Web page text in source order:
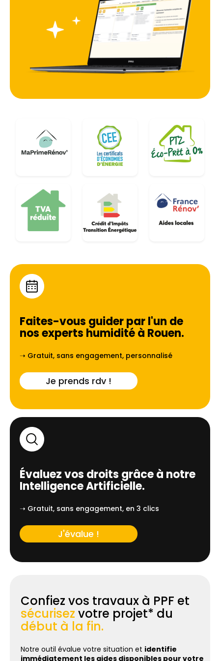
investissement et améliore immédiatement la
performance énergétique globale du logement en
Seine-Maritime.
Faites-vous guider par l'un de
nos experts humidité à Rouen.
➝ Gratuit, sans engagement, personnalisé
Je prends rdv !
Évaluez vos droits grâce à notre
Intelligence Artificielle.
➝ Gratuit, sans engagement, en 3 clics
J'évalue !
Confiez vos travaux à PPF et
sécurisez votre projet* du
début à la fin.
Notre outil évalue votre situation et identifie
immédiatement les aides disponibles pour votre